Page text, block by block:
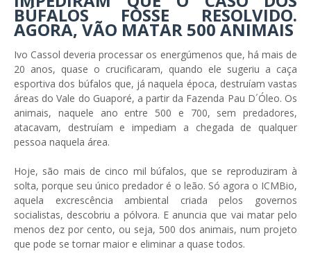
BÚFALOS FOSSE RESOLVIDO.
AGORA, VÃO MATAR 500 ANIMAIS
Ivo Cassol deveria processar os energúmenos que, há mais de
20 anos, quase o crucificaram, quando ele sugeriu a caça
esportiva dos búfalos que, já naquela época, destruíam vastas
áreas do Vale do Guaporé, a partir da Fazenda Pau D´Óleo. Os
animais, naquele ano entre 500 e 700, sem predadores,
atacavam, destruíam e impediam a chegada de qualquer
pessoa naquela área.
Hoje, são mais de cinco mil búfalos, que se reproduziram à
solta, porque seu único predador é o leão. Só agora o ICMBio,
aquela excrescência ambiental criada pelos governos
socialistas, descobriu a pólvora. E anuncia que vai matar pelo
menos dez por cento, ou seja, 500 dos animais, num projeto
que pode se tornar maior e eliminar a quase todos.